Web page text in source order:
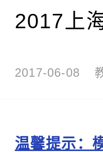
2017上
2017-06-08
温馨提示：